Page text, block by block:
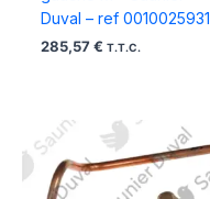
Duval – ref 0010025931
285,57 € T.T.C.